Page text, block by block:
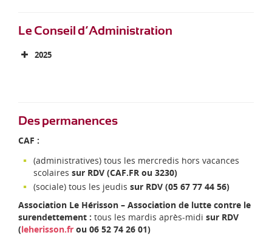
Le Conseil d’Administration
2025
Approbation du Procès-verbal du CA du 27 mars
Des permanences
CAF :
(administratives) tous les mercredis hors vacances
scolaires sur RDV (CAF.FR ou 3230)
(sociale) tous les jeudis sur RDV (05 67 77 44 56)
Association Le Hérisson – Association de lutte contre le
surendettement : tous les mardis après-midi sur RDV
(leherisson.fr ou 06 52 74 26 01)